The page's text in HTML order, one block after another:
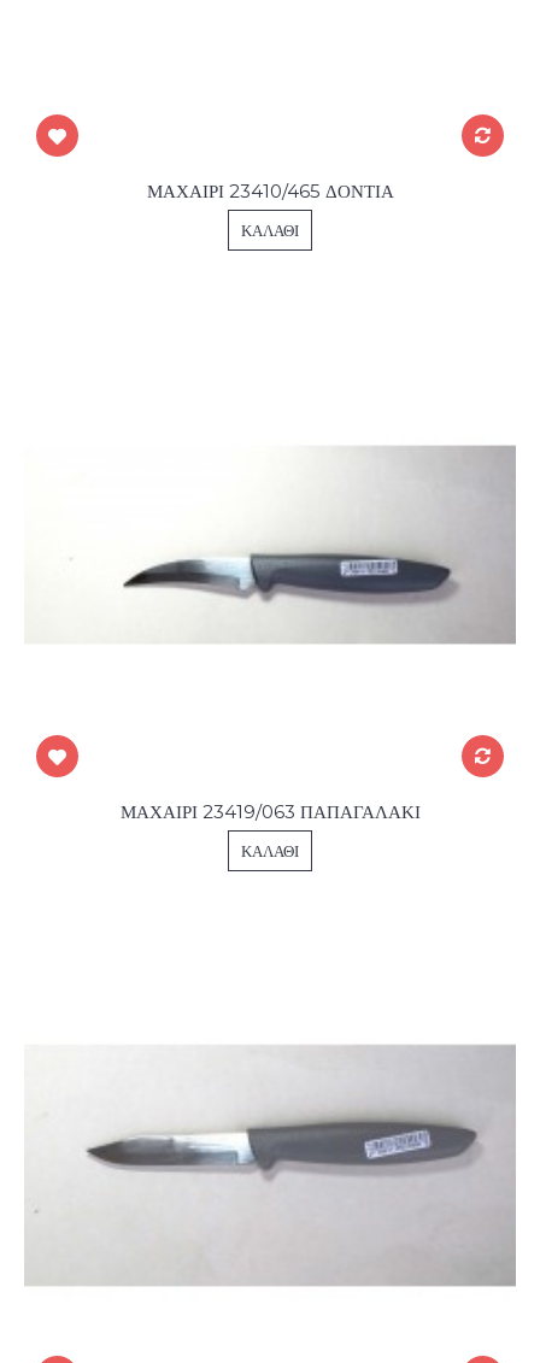
ΜΑΧΑΙΡΙ 23410/465 ΔΟΝΤΙΑ
ΚΑΛΆΘΙ
ΜΑΧΑΙΡΙ 23419/063 ΠΑΠΑΓΑΛΑΚΙ
ΚΑΛΆΘΙ